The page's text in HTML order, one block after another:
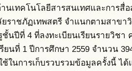
นเทคโนโลยีสารสนเทศและการ
ราชภัฏเทพสตรี จำแนกตามสาขา
นปีที่ 4 ที่ลงทะเบียนเรียนรายวิชา
ยนที่ 1 ปีการศึกษา 2559 จำนวน
ช้ในการเก็บรวบรวมข้อมูลครั้งนี้